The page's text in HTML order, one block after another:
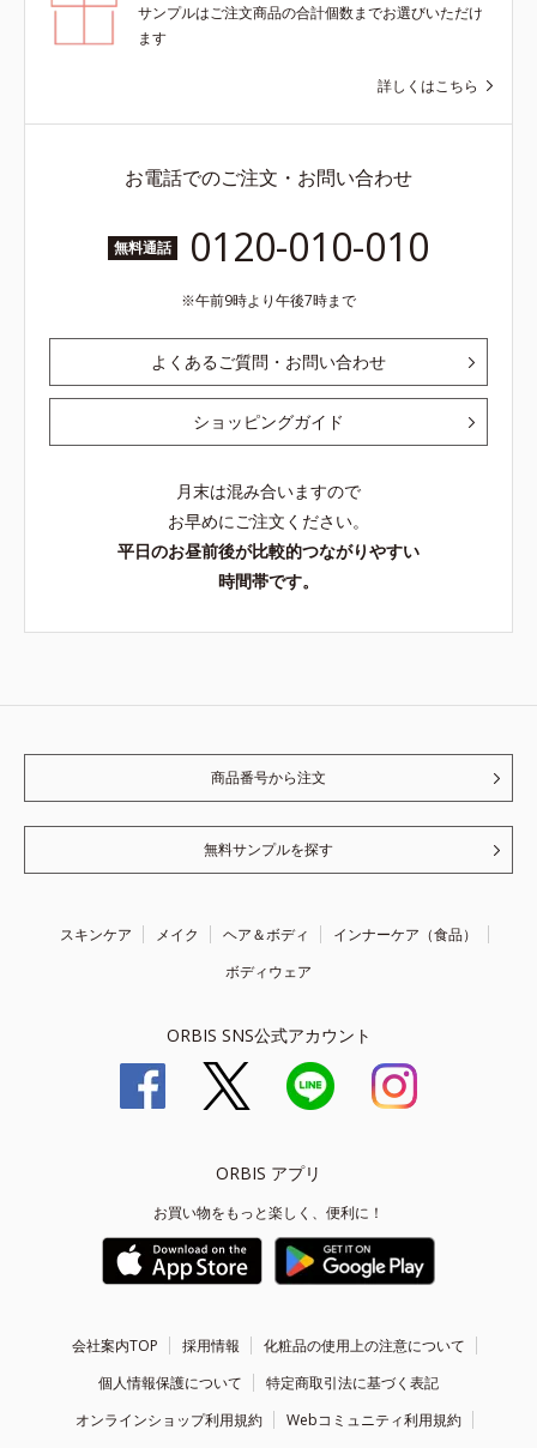
サンプルはご注文商品の合計個数までお選びいただけ
ます
詳しくはこちら
お電話でのご注文・お問い合わせ
無料通話 0120-010-010
午前9時より午後7時まで
よくあるご質問・お問い合わせ
ショッピングガイド
月末は混み合いますので
お早めにご注文ください。
平日のお昼前後が比較的つながりやすい
時間帯です。
商品番号から注文
無料サンプルを探す
スキンケア メイク ヘア＆ボディ
インナーケア（食品）
ボディウェア
ORBIS SNS公式アカウント
ORBIS アプリ
お買い物をもっと楽しく、便利に！
会社案内TOP 採用情報
化粧品の使用上の注意について
個人情報保護について
特定商取引法に基づく表記
オンラインショップ利用規約
Webコミュニティ利用規約